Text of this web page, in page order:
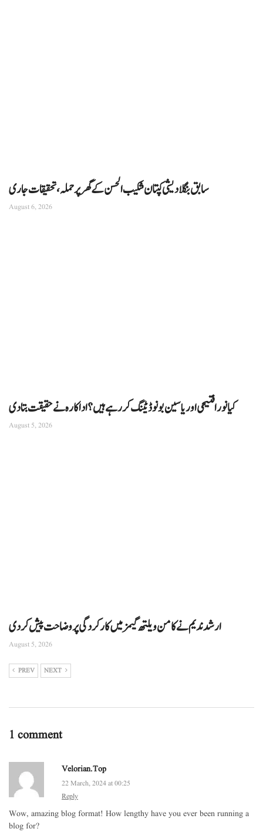
سابق بنگلادیشی کپتان شکیب الحسن کے گھر پر حملہ، تحقیقات جاری
August 6, 2026
کیا نورا فتیحی اور یاسین بونو ڈیٹنگ کر رہے ہیں؟ اداکارہ نے حقیقت بتا دی
August 5, 2026
ارشد ندیم نے کامن ویلتھ گیمز میں کارکردگی پر وضاحت پیش کردی
August 5, 2026
PREV NEXT
1 comment
Velorian.top
22 March, 2024 at 00:25
Reply
Wow, amazing blog format! How lengthy have you ever been running a
blog for?